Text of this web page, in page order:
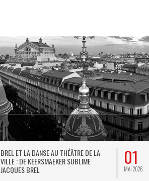
BREL ET LA DANSE AU THÉÂTRE DE LA
VILLE : DE KEERSMAEKER SUBLIME
JACQUES BREL
01
MAI 2026